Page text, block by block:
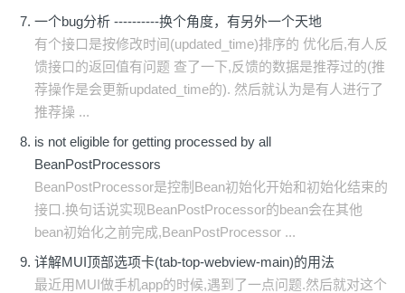
一个bug分析 ----------换个角度，有另外一个天地
有个接口是按修改时间(updated_time)排序的 优化后,有人反
馈接口的返回值有问题 查了一下,反馈的数据是推荐过的(推
荐操作是会更新updated_time的). 然后就认为是有人进行了
推荐操 ...
is not eligible for getting processed by all
BeanPostProcessors
BeanPostProcessor是控制Bean初始化开始和初始化结束的
接口.换句话说实现BeanPostProcessor的bean会在其他
bean初始化之前完成,BeanPostProcessor ...
详解MUI顶部选项卡(tab-top-webview-main)的用法
最近用MUI做手机app的时候,遇到了一点问题.然后就对这个